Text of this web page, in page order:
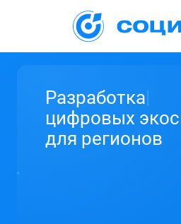
Разработка|
цифровых
для регионов